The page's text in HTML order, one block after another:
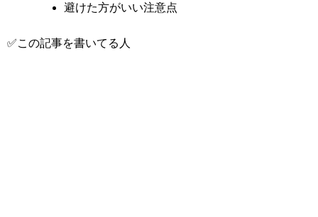
避けた方がいい注意点
✅この記事を書いてる人